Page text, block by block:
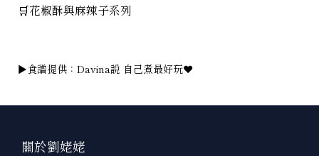
🛒花椒酥與麻辣子系列
▶︎食譜提供： Davina說 自己煮最好玩❤️
關於劉姥姥